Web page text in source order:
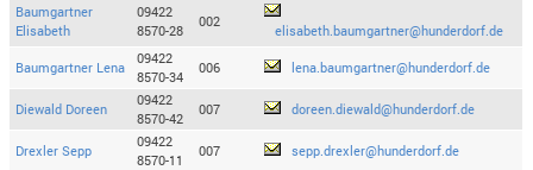
Baumgartner
Elisabeth
09422
8570-28
002
elisabeth.baumgartner@hunderdorf.de
Baumgartner Lena
09422
8570-34
006 lena.baumgartner@hunderdorf.de
Diewald Doreen
09422
8570-42
007 doreen.diewald@hunderdorf.de
Drexler Sepp
09422
8570-11
007 sepp.drexler@hunderdorf.de